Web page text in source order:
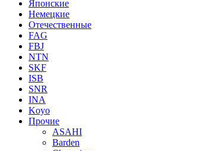
Японские
Немецкие
Отечественные
FAG
FBJ
NTN
SKF
ISB
SNR
INA
Koyo
Прочие
ASAHI
Barden